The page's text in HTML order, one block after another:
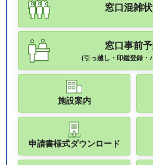
窓口混雑
窓口事前
(引っ越し・印鑑登録・
施設案内
申請書様式ダウンロード